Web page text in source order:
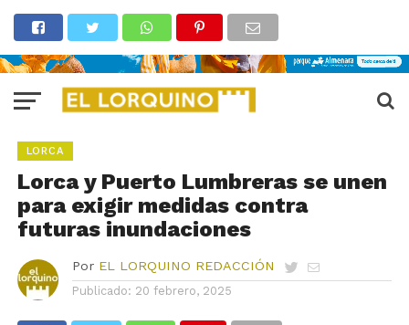
LORCA
Lorca y Puerto Lumbreras se unen
para exigir medidas contra
futuras inundaciones
Por EL LORQUINO REDACCIÓN
Publicado: 20 febrero, 2025